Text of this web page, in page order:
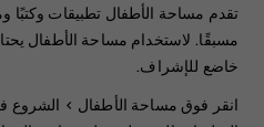
تقدم مساحة الأطفال تطبيقات وكتبًا
خاضع للإشراف.
انقر فوق مساحة الأطفال > الشروع